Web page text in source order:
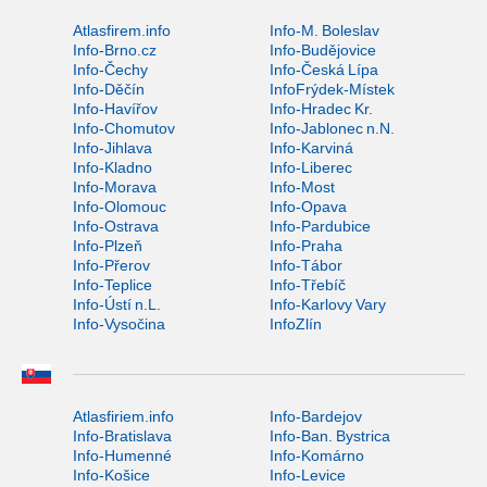
Atlasfirem.info
Info-M. Boleslav
Info-Brno.cz
Info-Budějovice
Info-Čechy
Info-Česká Lípa
Info-Děčín
InfoFrýdek-Místek
Info-Havířov
Info-Hradec Kr.
Info-Chomutov
Info-Jablonec n.N.
Info-Jihlava
Info-Karviná
Info-Kladno
Info-Liberec
Info-Morava
Info-Most
Info-Olomouc
Info-Opava
Info-Ostrava
Info-Pardubice
Info-Plzeň
Info-Praha
Info-Přerov
Info-Tábor
Info-Teplice
Info-Třebíč
Info-Ústí n.L.
Info-Karlovy Vary
Info-Vysočina
InfoZlín
Atlasfiriem.info
Info-Bardejov
Info-Bratislava
Info-Ban. Bystrica
Info-Humenné
Info-Komárno
Info-Košice
Info-Levice